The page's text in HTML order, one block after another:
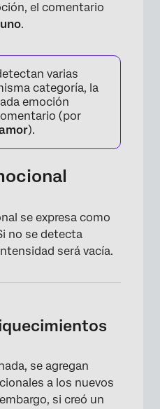
el comentario
.
varias
categoría, la
emoción
(por
).
se expresa como
no se detecta
será vacía.
se agregan
a los nuevos
si creó un